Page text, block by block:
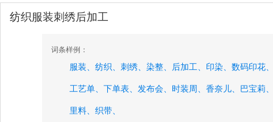
纺织服装刺绣后加工
词条样例：
服装、 纺织、 刺绣、 染整、 后加工、 印染、 数码印花
工艺单、 下单表、 发布会、 时装周、 香奈儿、 巴宝莉
里料、 织带、